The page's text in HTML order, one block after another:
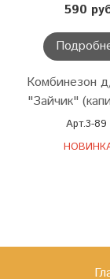
590
Комбинезон
"Зайчик"
Арт.3-89